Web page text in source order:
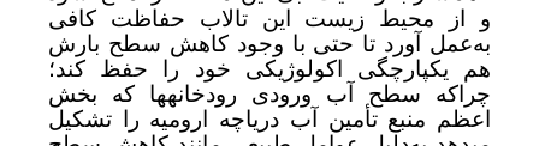
و از محیط زیست این تالاب حفاظت کافی
به‌عمل ­آورد تا حتی با وجود کاهش سطح بارش
هم یکپارچگی اکولوژیکی خود را حفظ کند؛
چراکه سطح آب ورودی رودخانه­ها که بخش
اعظم منبع تأمین آب دریاچه ارومیه را تشکیل